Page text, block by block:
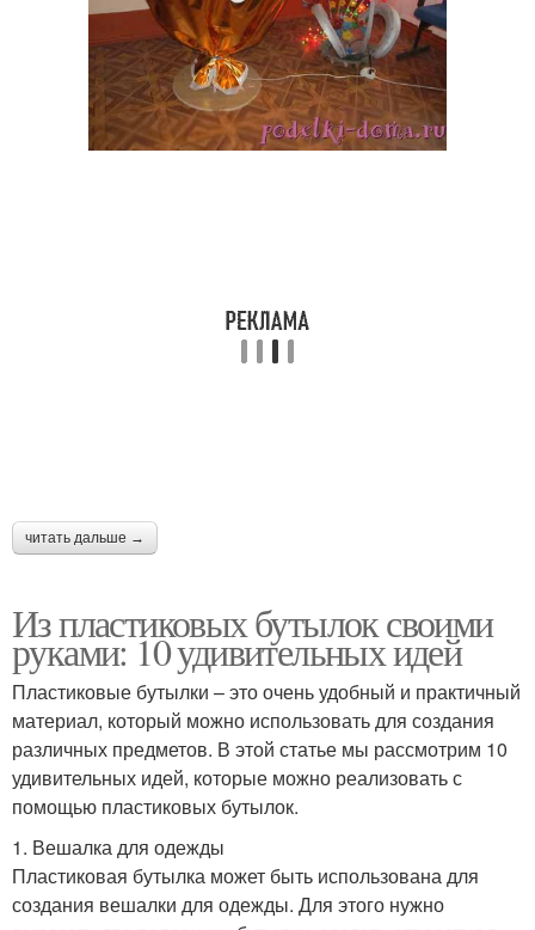
читать дальше →
Из пластиковых бутылок своими
руками: 10 удивительных идей
Пластиковые бутылки – это очень удобный и практичный
материал, который можно использовать для создания
различных предметов. В этой статье мы рассмотрим 10
удивительных идей, которые можно реализовать с
помощью пластиковых бутылок.
1. Вешалка для одежды
Пластиковая бутылка может быть использована для
создания вешалки для одежды. Для этого нужно